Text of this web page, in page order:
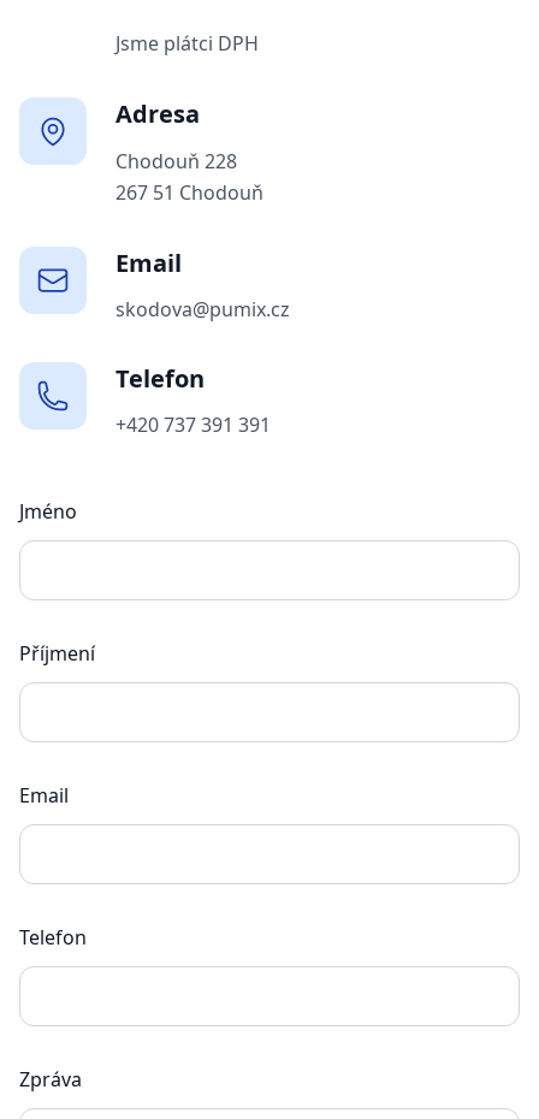
Jsme plátci DPH
Adresa
Chodouň 228
267 51 Chodouň
Email
skodova@pumix.cz
Telefon
+420 737 391 391
Jméno
Příjmení
Email
Telefon
Zpráva